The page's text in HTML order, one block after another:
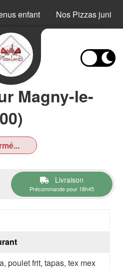
enfant Nos Pizzas junior
Magny-le-
Livraison
Précommande pour 18h45
poulet frit, tapas, tex mex